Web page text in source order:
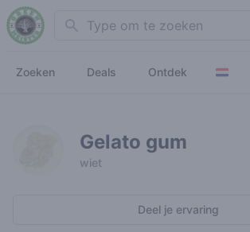
Search
Zoeken Deals Ontdek
Gelato gum
wiet
Deel je ervaring